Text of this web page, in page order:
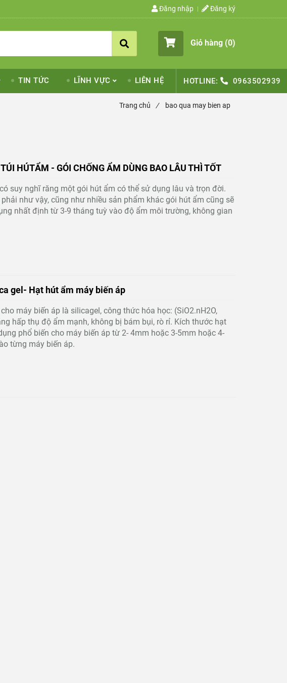
Đăng nhập Đăng ký
Giỏ hàng (0)
TIN TỨC LĨNH VỰC LIÊN HỆ HOTLINE: 0963502939
Trang chủ / bao qua may bien ap
HÚTẨM - GÓI CHỐNG ẨM DÙNG BAO LÂU THÌ TỐT
suy nghĩ răng một gói hút ẩm có thể sử dụng lâu và trọn đời.
như vậy, cũng như nhiều sản phẩm khác gói hút ẩm cũng sẽ
nhất định từ 3-9 tháng tuỳ vào độ ẩm môi trường, không gian
gel- Hạt hút ẩm máy biến áp
máy biến áp là silicagel, công thức hóa học: (SiO2.nH2O,
hấp thụ độ ẩm mạnh, không bị bám bụi, rò rỉ. Kích thước hạt
phổ biến cho máy biến áp từ 2- 4mm hoặc 3-5mm hoặc 4-
từng máy biến áp.